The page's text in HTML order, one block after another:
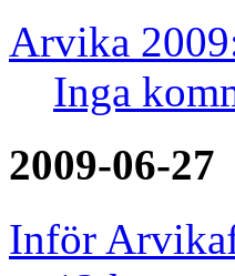
Arvika
Inga
2009-06-27
Inför